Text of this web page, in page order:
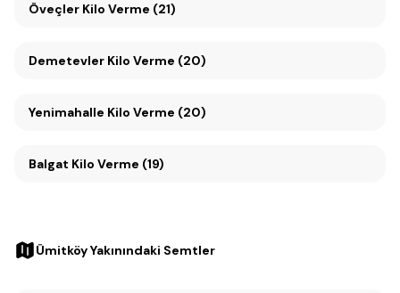
Öveçler Kilo Verme (21)
Demetevler Kilo Verme (20)
Yenimahalle Kilo Verme (20)
Balgat Kilo Verme (19)
Ümitköy Yakınındaki Semtler